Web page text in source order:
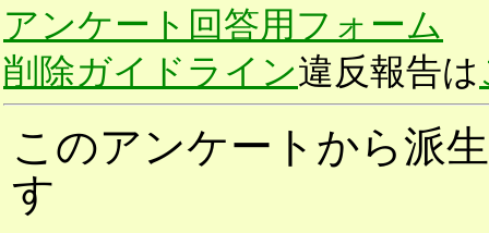
アンケート回答用フォーム
削除ガイドライン違反報告は
このアンケートから派
す